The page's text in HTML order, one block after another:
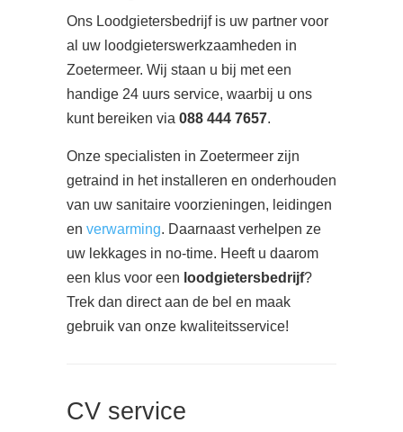
Ons Loodgietersbedrijf is uw partner voor
al uw loodgieterswerkzaamheden in
Zoetermeer. Wij staan u bij met een
handige 24 uurs service, waarbij u ons
kunt bereiken via 088 444 7657.
Onze specialisten in Zoetermeer zijn
getraind in het installeren en onderhouden
van uw sanitaire voorzieningen, leidingen
en verwarming. Daarnaast verhelpen ze
uw lekkages in no-time. Heeft u daarom
een klus voor een loodgietersbedrijf?
Trek dan direct aan de bel en maak
gebruik van onze kwaliteitsservice!
CV service